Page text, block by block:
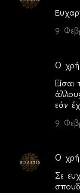
9
Ο
εάν
9
Ο
Σε